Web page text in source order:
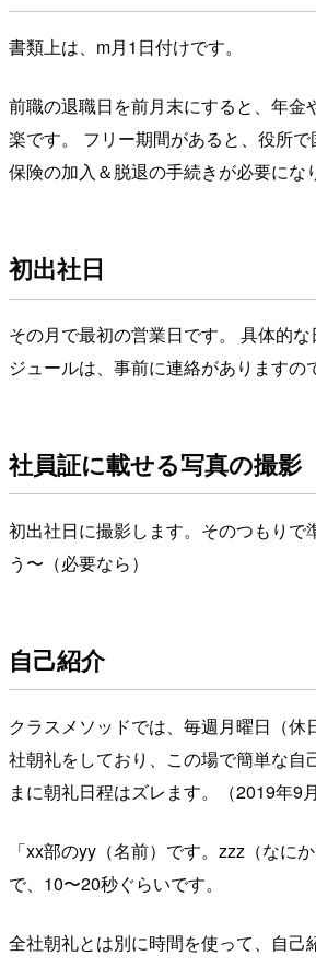
書類上は、m月1日付けです。
前職の退職日を前月末にすると、年金
楽です。 フリー期間があると、役所
保険の加入＆脱退の手続きが必要にな
初出社日
その月で最初の営業日です。 具体的
ジュールは、事前に連絡がありますの
社員証に載せる写真の撮影
初出社日に撮影します。そのつもりで
う〜（必要なら）
自己紹介
クラスメソッドでは、毎週月曜日（休
社朝礼をしており、この場で簡単な自
まに朝礼日程はズレます。（2019年9
「xx部のyy（名前）です。zzz（なに
で、10〜20秒ぐらいです。
全社朝礼とは別に時間を使って、自己